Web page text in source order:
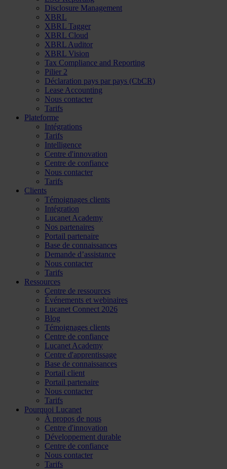
Disclosure Management
XBRL
XBRL Tagger
XBRL Cloud
XBRL Auditor
XBRL Vision
Tax Compliance and Reporting
Pilier 2
Déclaration pays par pays (CbCR)
Lease Accounting
Nous contacter
Tarifs
Plateforme
Intégrations
Tarifs
Intelligence
Centre d'innovation
Centre de confiance
Nous contacter
Tarifs
Clients
Témoignages clients
Intégration
Lucanet Academy
Nos partenaires
Portail partenaire
Base de connaissances
Demande d’assistance
Nous contacter
Tarifs
Ressources
Centre de ressources
Événements et webinaires
Lucanet Connect 2026
Blog
Témoignages clients
Centre de confiance
Lucanet Academy
Centre d'apprentissage
Base de connaissances
Portail client
Portail partenaire
Nous contacter
Tarifs
Pourquoi Lucanet
À propos de nous
Centre d'innovation
Développement durable
Centre de confiance
Nous contacter
Tarifs